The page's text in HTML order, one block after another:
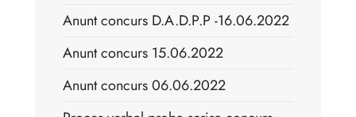
Anunt concurs D.A.D.P.P -16.06.2022
Anunt concurs 15.06.2022
Anunt concurs 06.06.2022